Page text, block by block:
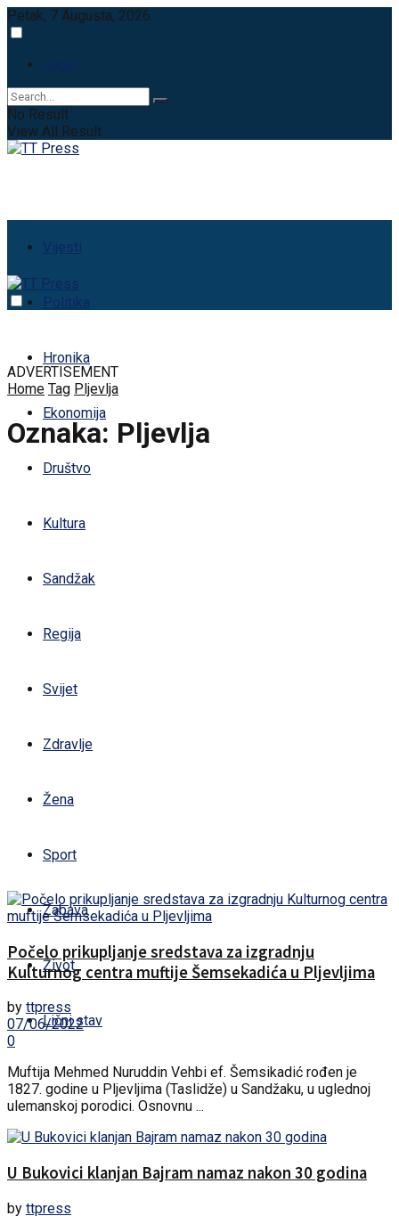
Petak, 7 Augusta, 2026
Login
No Result
View All Result
Vijesti
Politika
Hronika
Ekonomija
Društvo
Kultura
Sandžak
Regija
Svijet
Zdravlje
Žena
Sport
Zabava
Život
Lični stav
ADVERTISEMENT
Home Tag Pljevlja
Oznaka: Pljevlja
Počelo prikupljanje sredstava za izgradnju
Kulturnog centra muftije Šemsekadića u Pljevljima
by ttpress
07/06/2022
0
Muftija Mehmed Nuruddin Vehbi ef. Šemsikadić rođen je
1827. godine u Pljevljima (Taslidže) u Sandžaku, u uglednoj
ulemanskoj porodici. Osnovnu ...
U Bukovici klanjan Bajram namaz nakon 30 godina
by ttpress